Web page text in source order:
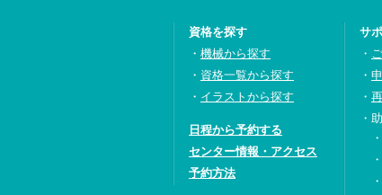
資格を探す
機械から探す
資格一覧から探す
イラストから探す
日程から予約する
センター情報・アクセス
予約方法
サ